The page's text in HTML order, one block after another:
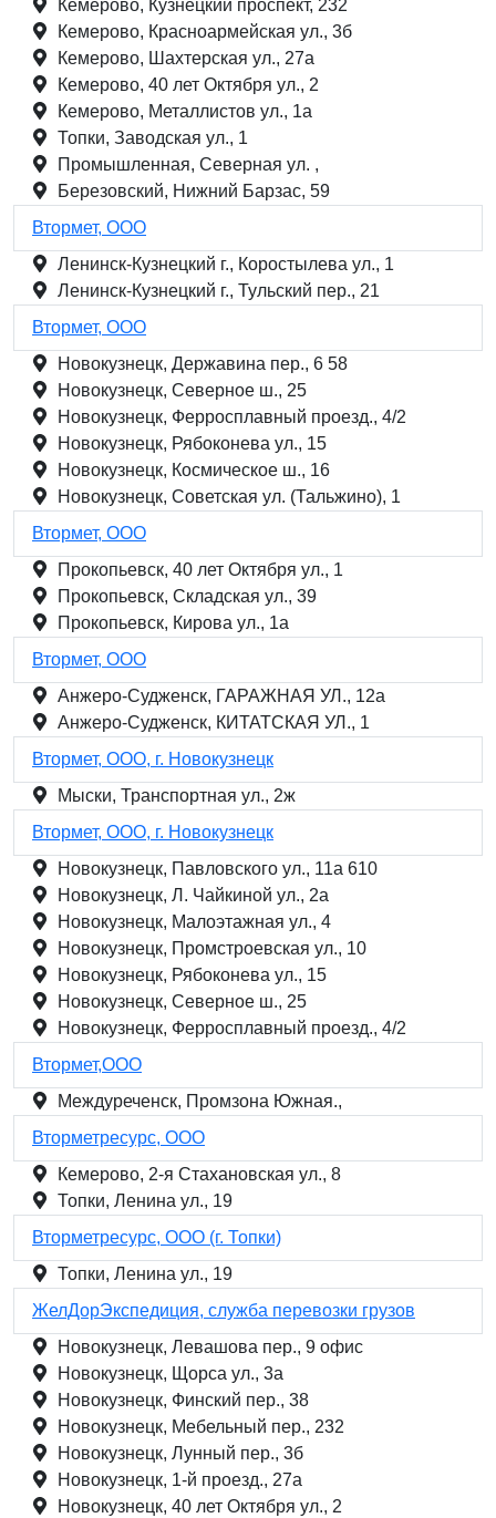
Кемерово, Кузнецкий проспект, 232
Кемерово, Красноармейская ул., 3б
Кемерово, Шахтерская ул., 27а
Кемерово, 40 лет Октября ул., 2
Кемерово, Металлистов ул., 1а
Топки, Заводская ул., 1
Промышленная, Северная ул. ,
Березовский, Нижний Барзас, 59
Втормет, ООО
Ленинск-Кузнецкий г., Коростылева ул., 1
Ленинск-Кузнецкий г., Тульский пер., 21
Втормет, ООО
Новокузнецк, Державина пер., 6 58
Новокузнецк, Северное ш., 25
Новокузнецк, Ферросплавный проезд., 4/2
Новокузнецк, Рябоконева ул., 15
Новокузнецк, Космическое ш., 16
Новокузнецк, Советская ул. (Тальжино), 1
Втормет, ООО
Прокопьевск, 40 лет Октября ул., 1
Прокопьевск, Складская ул., 39
Прокопьевск, Кирова ул., 1а
Втормет, ООО
Анжеро-Судженск, ГАРАЖНАЯ УЛ., 12а
Анжеро-Судженск, КИТАТСКАЯ УЛ., 1
Втормет, ООО, г. Новокузнецк
Мыски, Транспортная ул., 2ж
Втормет, ООО, г. Новокузнецк
Новокузнецк, Павловского ул., 11а 610
Новокузнецк, Л. Чайкиной ул., 2а
Новокузнецк, Малоэтажная ул., 4
Новокузнецк, Промстроевская ул., 10
Новокузнецк, Рябоконева ул., 15
Новокузнецк, Северное ш., 25
Новокузнецк, Ферросплавный проезд., 4/2
Втормет,ООО
Междуреченск, Промзона Южная.,
Вторметресурс, ООО
Кемерово, 2-я Стахановская ул., 8
Топки, Ленина ул., 19
Вторметресурс, ООО (г. Топки)
Топки, Ленина ул., 19
ЖелДорЭкспедиция, служба перевозки грузов
Новокузнецк, Левашова пер., 9 офис
Новокузнецк, Щорса ул., 3а
Новокузнецк, Финский пер., 38
Новокузнецк, Мебельный пер., 232
Новокузнецк, Лунный пер., 3б
Новокузнецк, 1-й проезд., 27а
Новокузнецк, 40 лет Октября ул., 2